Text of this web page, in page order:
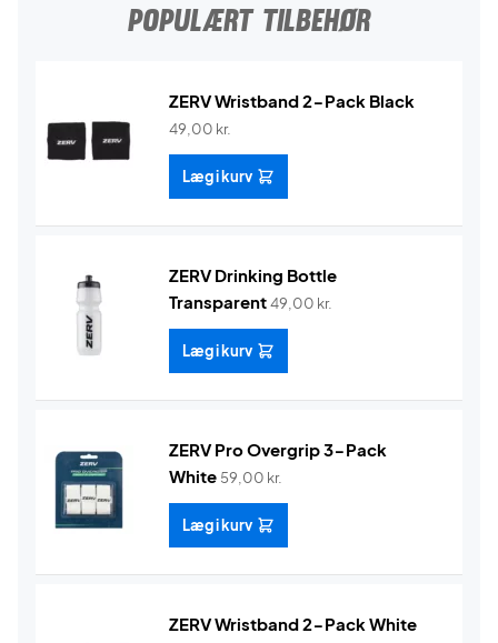
POPULÆRT TILBEHØR
ZERV Wristband 2-Pack Black
49,00 kr.
Læg i kurv
ZERV Drinking Bottle
Transparent49,00 kr.
Læg i kurv
ZERV Pro Overgrip 3-Pack
White 59,00 kr.
Læg i kurv
ZERV Wristband 2-Pack White